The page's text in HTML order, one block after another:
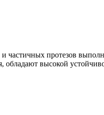
частичных протезов
высокой